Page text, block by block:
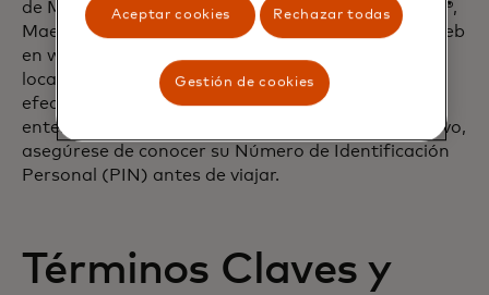
de Mastercard que acepta las marcas Mastercard®,
Maestro® y Cirrus®. Además, visite nuestro sitio Web
en www.mastercard.com para utilizar nuestro
localizador de ATM. Puede obtener dinero en
efectivo en más de un millón de ATM del mundo
entero. Para habilitar el acceso al dinero en efectivo,
asegúrese de conocer su Número de Identificación
Personal (PIN) antes de viajar.
Términos Claves y
Aceptar cookies Rechazar todas
Gestión de cookies